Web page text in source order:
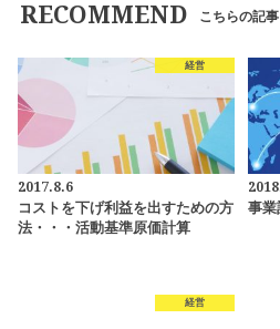
RECOMMEND こちらの記事
経営
2017.8.6
コストを下げ利益を出すための方
法・・・活動基準原価計算
事業
経営